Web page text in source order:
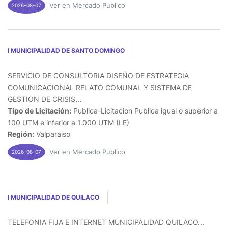
2026-08-07 Ver en Mercado Publico
I MUNICIPALIDAD DE SANTO DOMINGO
SERVICIO DE CONSULTORIA DISEÑO DE ESTRATEGIA
COMUNICACIONAL RELATO COMUNAL Y SISTEMA DE
GESTION DE CRISIS...
Tipo de Licitación: Publica-Licitacion Publica igual o superior a
100 UTM e inferior a 1.000 UTM (LE)
Región: Valparaiso
2026-08-07 Ver en Mercado Publico
I MUNICIPALIDAD DE QUILACO
TELEFONIA FIJA E INTERNET MUNICIPALIDAD QUILACO...